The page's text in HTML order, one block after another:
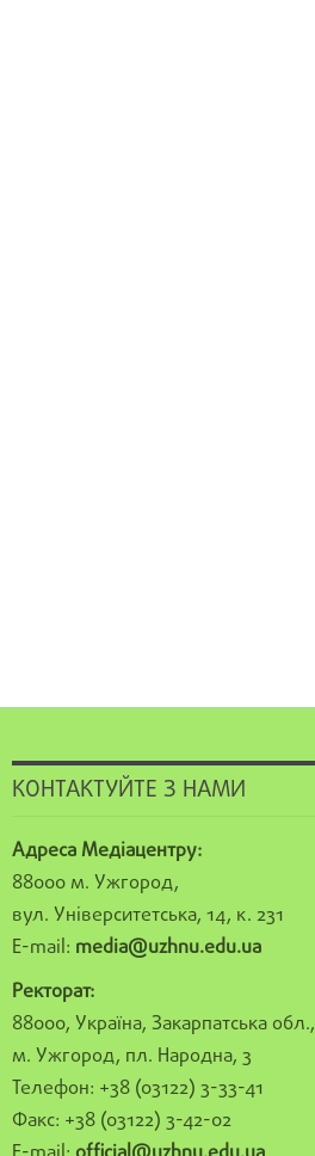
КОНТАКТУЙТЕ З НАМИ
Адреса Медіацентру:
88000 м. Ужгород,
вул. Університетська, 14, к. 231
E-mail: media@uzhnu.edu.ua
Ректорат:
88000, Україна, Закарпатська обл.,
м. Ужгород, пл. Народна, 3
Телефон: +38 (03122) 3-33-41
Факс: +38 (03122) 3-42-02